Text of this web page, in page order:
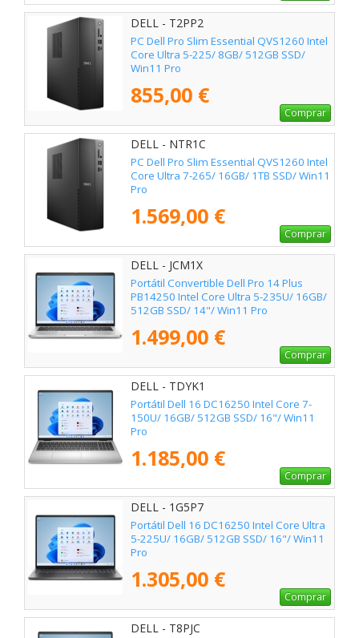
DELL - T2PP2
PC Dell Pro Slim Essential QVS1260 Intel
Core Ultra 5-225/ 8GB/ 512GB SSD/
Win11 Pro
855,00 €
Comprar
DELL - NTR1C
PC Dell Pro Slim Essential QVS1260 Intel
Core Ultra 7-265/ 16GB/ 1TB SSD/ Win11
Pro
1.569,00 €
Comprar
DELL - JCM1X
Portátil Convertible Dell Pro 14 Plus
PB14250 Intel Core Ultra 5-235U/ 16GB/
512GB SSD/ 14"/ Win11 Pro
1.499,00 €
Comprar
DELL - TDYK1
Portátil Dell 16 DC16250 Intel Core 7-
150U/ 16GB/ 512GB SSD/ 16"/ Win11
Pro
1.185,00 €
Comprar
DELL - 1G5P7
Portátil Dell 16 DC16250 Intel Core Ultra
5-225U/ 16GB/ 512GB SSD/ 16"/ Win11
Pro
1.305,00 €
Comprar
DELL - T8PJC